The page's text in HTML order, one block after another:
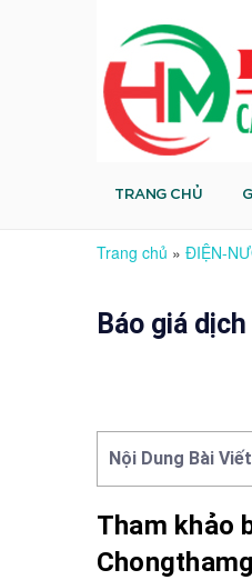
TRANG CHỦ
Trang chủ » ĐIỆN-
Báo giá
Nội Dung Bài Viết
Tham khảo